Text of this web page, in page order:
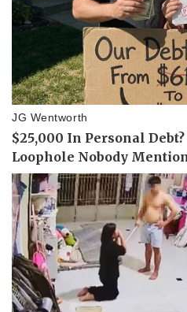
Doanh nhân
Vì cộng đồng